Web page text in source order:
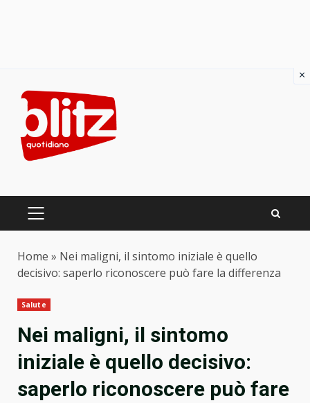
content
PRIMARY
Home » Nei maligni, il sintomo iniziale è quello
decisivo: saperlo riconoscere può fare la differenza
Salute
Nei maligni, il sintomo
iniziale è quello decisivo:
saperlo riconoscere può fare
×